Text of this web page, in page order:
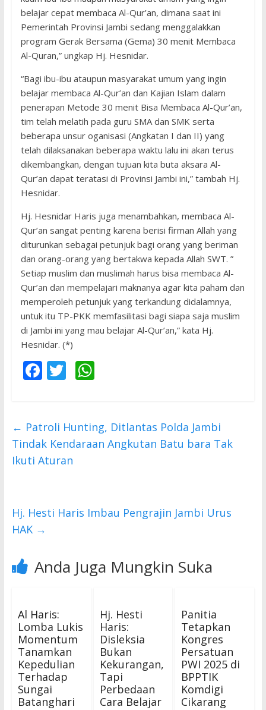
belajar cepat membaca Al-Qur’an, dimana saat ini
Pemerintah Provinsi Jambi sedang menggalakkan
program Gerak Bersama (Gema) 30 menit Membaca
Al-Quran,” ungkap Hj. Hesnidar.
“Bagi ibu-ibu ataupun masyarakat umum yang ingin
belajar membaca Al-Qur’an dan Kajian Islam dalam
penerapan Metode 30 menit Bisa Membaca Al-Qur’an,
tim telah melatih pada guru SMA dan SMK serta
beberapa unsur oganisasi (Angkatan I dan II) yang
telah dilaksanakan beberapa waktu lalu ini akan terus
dikembangkan, dengan tujuan kita buta aksara Al-
Qur’an dapat teratasi di Provinsi Jambi ini,” tambah Hj.
Hesnidar.
Hj. Hesnidar Haris juga menambahkan, membaca Al-
Qur’an sangat penting karena berisi firman Allah yang
diturunkan sebagai petunjuk bagi orang yang beriman
dan orang-orang yang bertakwa kepada Allah SWT. ”
Setiap muslim dan muslimah harus bisa membaca Al-
Qur’an dan mempelajari maknanya agar kita paham dan
memperoleh petunjuk yang terkandung didalamnya,
untuk itu TP-PKK memfasilitasi bagi siapa saja muslim
di Jambi ini yang mau belajar Al-Qur’an,” kata Hj.
Hesnidar. (*)
F
b
o
o
T
er
W
s
A
← Patroli Hunting, Ditlantas Polda Jambi
Tindak Kendaraan Angkutan Batu bara Tak
Ikuti Aturan
Hj. Hesti Haris Imbau Pengrajin Jambi Urus
HAK →
Anda Juga Mungkin Suka
Al Haris:
Lomba Lukis
Momentum
Tanamkan
Kepedulian
Terhadap
Sungai
Batanghari
Hj. Hesti
Haris:
Disleksia
Bukan
Kekurangan,
Tapi
Perbedaan
Cara Belajar
Panitia
Tetapkan
Kongres
Persatuan
PWI 2025 di
BPPTIK
Komdigi
Cikarang